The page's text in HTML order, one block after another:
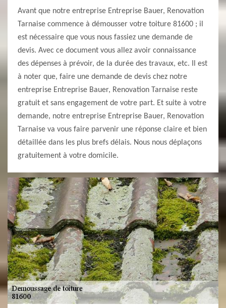
Avant que notre entreprise Entreprise Bauer, Renovation
Tarnaise commence à démousser votre toiture 81600 ; il
est nécessaire que vous nous fassiez une demande de
devis. Avec ce document vous allez avoir connaissance
des dépenses à prévoir, de la durée des travaux, etc. Il est
à noter que, faire une demande de devis chez notre
entreprise Entreprise Bauer, Renovation Tarnaise reste
gratuit et sans engagement de votre part. Et suite à votre
demande, notre entreprise Entreprise Bauer, Renovation
Tarnaise va vous faire parvenir une réponse claire et bien
détaillée dans les plus brefs délais. Nous nous déplaçons
gratuitement à votre domicile.